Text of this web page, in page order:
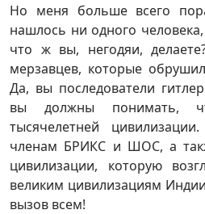
Но меня больше всего
нашлось ни одного
что ж вы, негодяи,
мерзавцев, которые
Да, вы последователи
вы должны понимать,
тысячелетней
членам БРИКС и ШОС, а
цивилизации, которую
великим цивилизациям
вызов всем!